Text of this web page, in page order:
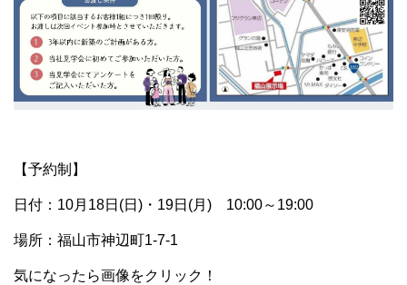
【予約制】
日付：10月18日(日)・19日(月) 10:00～19:00
場所：福山市神辺町1-7-1
気になったら画像をクリック！